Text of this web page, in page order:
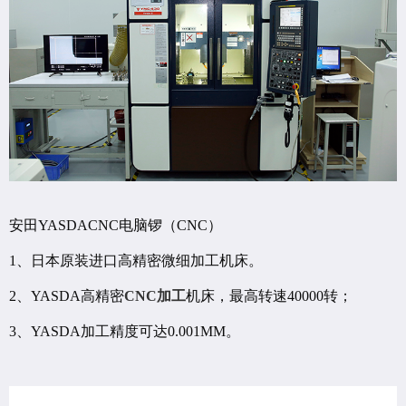
安田YASDACNC电脑锣（CNC）
1、日本原装进口高精密微细加工机床。
2、YASDA高精密CNC加工机床，最高转速40000转；
3、YASDA加工精度可达0.001MM。